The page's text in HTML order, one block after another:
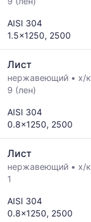
AISI 304
1.5x1250, 2500
Лист
нержавеющий • х/к
9 (лен)
AISI 304
0.8x1250, 2500
Лист
нержавеющий • х/к
1
AISI 304
0.8x1250, 2500